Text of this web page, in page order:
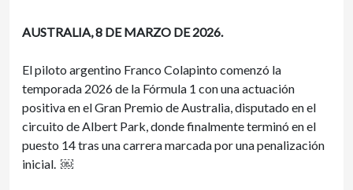
AUSTRALIA, 8 DE MARZO DE 2026.
El piloto argentino Franco Colapinto comenzó la
temporada 2026 de la Fórmula 1 con una actuación
positiva en el Gran Premio de Australia, disputado en el
circuito de Albert Park, donde finalmente terminó en el
puesto 14 tras una carrera marcada por una penalización
inicial. ￼